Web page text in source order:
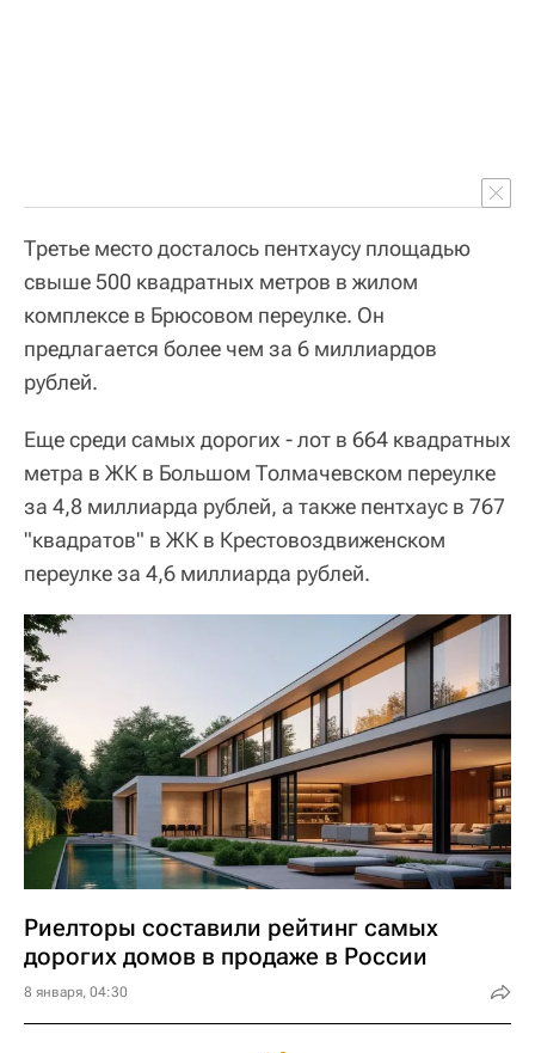
Третье место досталось пентхаусу площадью
свыше 500 квадратных метров в жилом
комплексе в Брюсовом переулке. Он
предлагается более чем за 6 миллиардов
рублей.
Еще среди самых дорогих - лот в 664 квадратных
метра в ЖК в Большом Толмачевском переулке
за 4,8 миллиарда рублей, а также пентхаус в 767
"квадратов" в ЖК в Крестовоздвиженском
переулке за 4,6 миллиарда рублей.
Риелторы составили рейтинг самых
дорогих домов в продаже в России
8 января, 04:30